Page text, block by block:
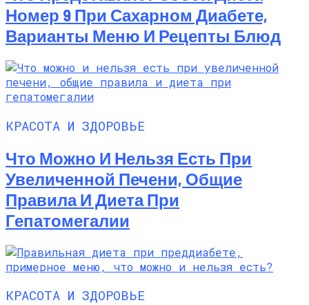
Номер 9 При Сахарном Диабете,
Варианты Меню И Рецепты Блюд
КРАСОТА И ЗДОРОВЬЕ
Что Можно И Нельзя Есть При
Увеличенной Печени, Общие
Правила И Диета При
Гепатомегалии
КРАСОТА И ЗДОРОВЬЕ